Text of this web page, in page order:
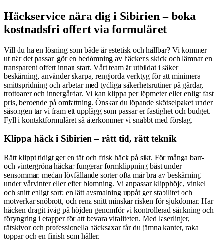
Häckservice nära dig i Sibirien – boka
kostnadsfri offert via formuläret
Vill du ha en lösning som både är estetisk och hållbar? Vi kommer
ut när det passar, gör en bedömning av häckens skick och lämnar en
transparent offert innan start. Vårt team är utbildat i säker
beskärning, använder skarpa, rengjorda verktyg för att minimera
smittspridning och arbetar med tydliga säkerhetsrutiner på gårdar,
trottoarer och innergårdar. Vi kan klippa per löpmeter eller enligt fast
pris, beroende på omfattning. Önskar du löpande skötselpaket under
säsongen tar vi fram ett upplägg som passar er fastighet och budget.
Fyll i kontaktformuläret så återkommer vi snabbt med förslag.
Klippa häck i Sibirien – rätt tid, rätt teknik
Rätt klippt tidigt ger en tät och frisk häck på sikt. För många barr-
och vintergröna häckar fungerar formklippning bäst under
sensommar, medan lövfällande sorter ofta mår bra av beskärning
under vårvinter eller efter blomning. Vi anpassar klipphöjd, vinkel
och snitt enligt sort: en lätt avsmalning uppåt ger stabilitet och
motverkar snöbrott, och rena snitt minskar risken för sjukdomar. Har
häcken dragit iväg på höjden genomför vi kontrollerad sänkning och
föryngring i etapper för att bevara vitaliteten. Med laserlinjer,
rätskivor och professionella häcksaxar får du jämna kanter, raka
toppar och en finish som håller.